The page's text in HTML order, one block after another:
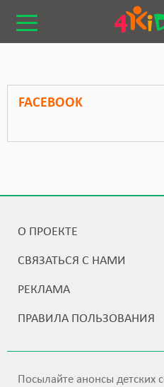
FACEBOOK
О ПРОЕКТЕ
СВЯЗАТЬСЯ С НАМИ
РЕКЛАМА
ПРАВИЛА ПОЛЬЗОВАНИЯ
Посылайте анонсы детских